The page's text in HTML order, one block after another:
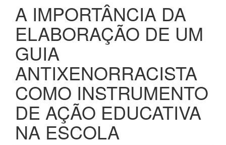
A IMPORTÂNCIA DA
ELABORAÇÃO DE UM
GUIA
ANTIXENORRACISTA
COMO INSTRUMENTO
DE AÇÃO EDUCATIVA
NA ESCOLA